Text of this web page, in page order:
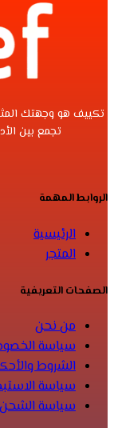
تكييف هو وجهتك
تجمع بين
الروابط المهمة
الرئيسية
المتجر
الصفحات التعريفية
من نحن
سياسة
الشروط
سياسة
سياسة الشحن